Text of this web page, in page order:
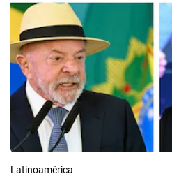
Latinoamérica